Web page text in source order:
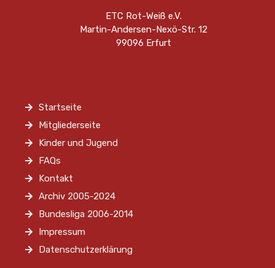
ETC Rot-Weiß e.V.
Martin-Andersen-Nexö-Str. 12
99096 Erfurt
Startseite
Mitgliederseite
Kinder und Jugend
FAQs
Kontakt
Archiv 2005-2024
Bundesliga 2006-2014
Impressum
Datenschutzerklärung